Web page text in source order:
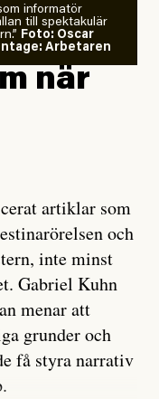
informatör
till spektakulär
Foto: Oscar
Arbetaren
när
artiklar som
och
inte minst
Gabriel Kuhn
menar att
grunder och
få styra narrativ